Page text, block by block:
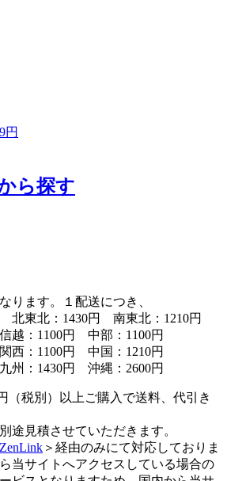
円
ら探す
ります。１配送につき、
北東北：1430円 南東北：1210円
越：1100円 中部：1100円
西：1100円 中国：1210円
州：1430円 沖縄：2600円
（税別）以上ご購入で送料、代引き
途見積させていただきます。
ZenLink ＞経由のみにて対応しておりま
当サイトへアクセスしている場合の